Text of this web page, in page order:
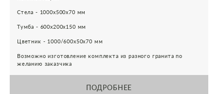
Стела - 1000х500х70 мм
Тумба - 600х200х150 мм
Цветник - 1000/600х50х70 мм
Возможно изготовление комплекта из разного гранита по
желанию заказчика
ПОДРОБНЕЕ